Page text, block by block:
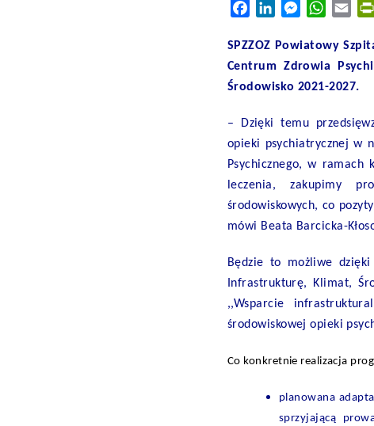
FacebookLinkedInMessenger
SPZZOZ Powiatowy
Centrum Zdrowia
Środowisko 2021-2027.
– Dzięki temu
opieki psychiatrycznej w
Psychicznego, w
leczenia, zakupimy
środowiskowych, co
mówi Beata Barcicka-
Będzie to możliwe
Infrastrukturę, Klimat,
,,Wsparcie
środowiskowej opieki
Co konkretnie realizacja
planowana
sprzyjającą